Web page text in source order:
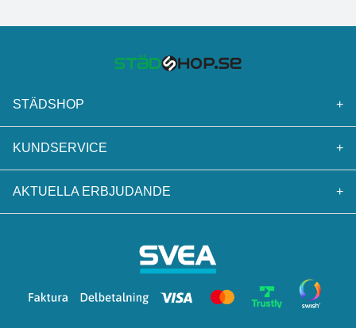
STÄDSHOP +
KUNDSERVICE +
AKTUELLA ERBJUDANDE +